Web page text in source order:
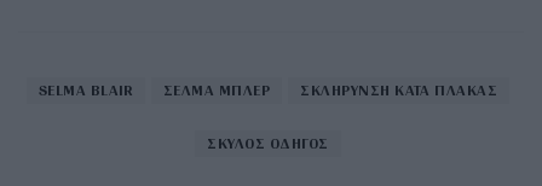
SELMA BLAIR ΣΕΛΜΑ ΜΠΛΕΡ ΣΚΛΗΡΥΝΣΗ ΚΑΤΑ ΠΛΑΚΑΣ
ΣΚΥΛΟΣ ΟΔΗΓΟΣ